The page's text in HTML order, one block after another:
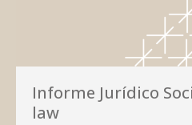
Informe Jurídico
law